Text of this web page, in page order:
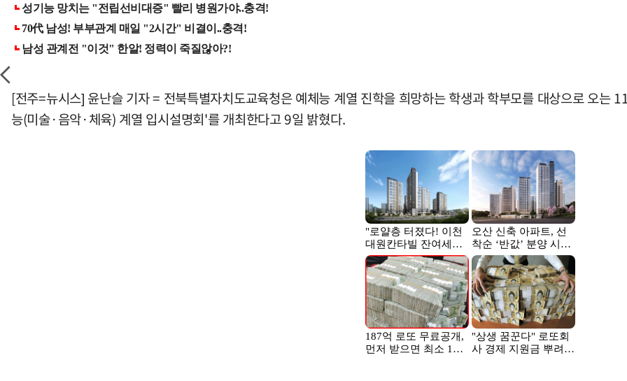
[전주=뉴시스] 윤난슬 기자 = 전북특별자치도교육청은 예체능 계열 진학을 희망하는 학생과 학부모를 대상으로 오는
능(미술·음악·체육) 계열 입시설명회'를 개최한다고 9일 밝혔다.